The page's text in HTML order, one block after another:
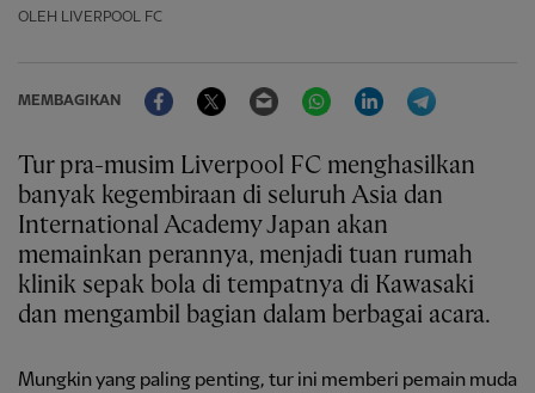
OLEH LIVERPOOL FC
MEMBAGIKAN
FacebookTwitter Email WhatsAppLinkedIn
Tur pra-musim Liverpool FC menghasilkan
banyak kegembiraan di seluruh Asia dan
International Academy Japan akan
memainkan perannya, menjadi tuan rumah
klinik sepak bola di tempatnya di Kawasaki
dan mengambil bagian dalam berbagai acara.
Mungkin yang paling penting, tur ini memberi pemain muda